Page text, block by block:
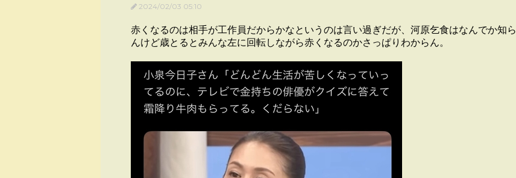
2024/02/03 05:10
赤くなるのは相手が工作員だからかなというのは言い過ぎだが、河原乞食はなんでか知ら
んけど歳とるとみんな左に回転しながら赤くなるのかさっぱりわからん。